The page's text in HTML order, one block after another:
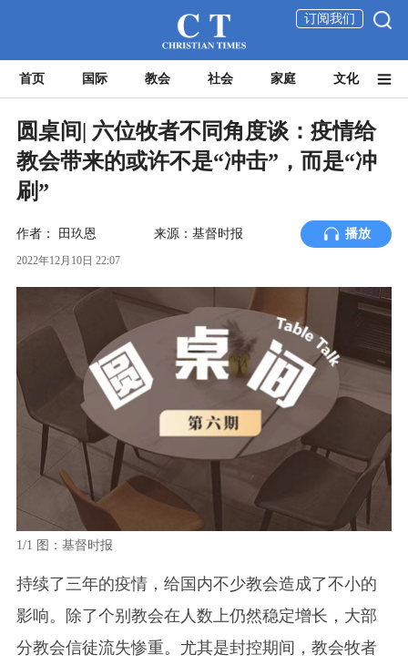
订阅我们
首页 国际 教会 社会 家庭 文化
圆桌间| 六位牧者不同角度谈：疫情给
教会带来的或许不是“冲击”，而是“冲
刷”
作者： 田玖恩 来源：基督时报 播放
2022年12月10日 22:07
1/1 图：基督时报
持续了三年的疫情，给国内不少教会造成了不小的
影响。除了个别教会在人数上仍然稳定增长，大部
分教会信徒流失惨重。尤其是封控期间，教会牧者